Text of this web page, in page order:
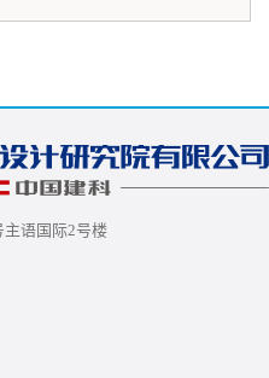
语国际2号楼